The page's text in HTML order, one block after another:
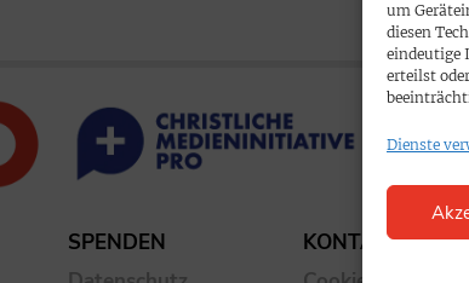
um
diesen
eindeutige
erteilst
Dienste
SPENDEN
KONTAKT